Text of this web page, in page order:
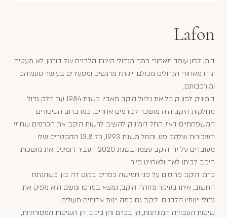
Lafon
דומן לפון עומד מאחורי כמה מגדולי היינות הלבנים של בורגון, לא מעטים
יגידו מאחורי הגדולים מכולם. יינותיו מרגשים ומסעירים בעושר טעמיהם
ומורכבותם.
דומיניק לפון קיבל את ניהול היקב מאביו בשנת 1984 עת חלק גדול
מחלקות היקב היה מושכר לכורמים אחרים. כמו ברוב הסיפורים
המשפחתיים דאז, החל דומיניק להשיב לרשות היקב את הכרמים שחוזי
השכירות שלהם פגו, והחל משנת 1993, כל 13.8 ההקטרים שלו
מעובדים על ידי היקב עצמו. בשנת 2020 העביר דומיניק את מושכות
היקב לביתו לאה ולאחיינו פייר.
כרמי היקב פרוסים על פני חמישה כפרים בקוט דה בון, כשהנתח
החשוב, איתו בעיקר מזוהה היקב, נמצא במרסו ומשם הוא מפיק את
גדולי יינותיו הלבנים. ליקב גם כמה יינות אדומים מעולים.
שיטות העבודה המונהגות, הן בכרם והן ביקב, הן השיטות המסורתיות,